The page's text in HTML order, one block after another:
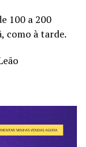
100 a 200
como à tarde.